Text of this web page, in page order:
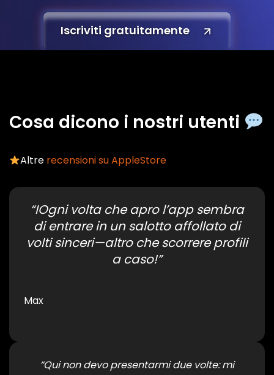
Iscriviti gratuitamente
Cosa dicono i nostri utenti
Altre recensioni su AppleStore
“IOgni volta che apro l’app sembra
di entrare in un salotto affollato di
volti sinceri—altro che scorrere profili
a caso!”
Max
“Qui non devo presentarmi due volte: mi